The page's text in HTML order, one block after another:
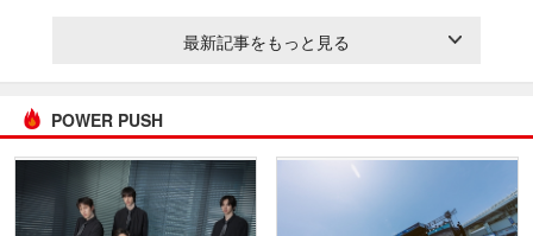
最新記事をもっと見る
POWER PUSH